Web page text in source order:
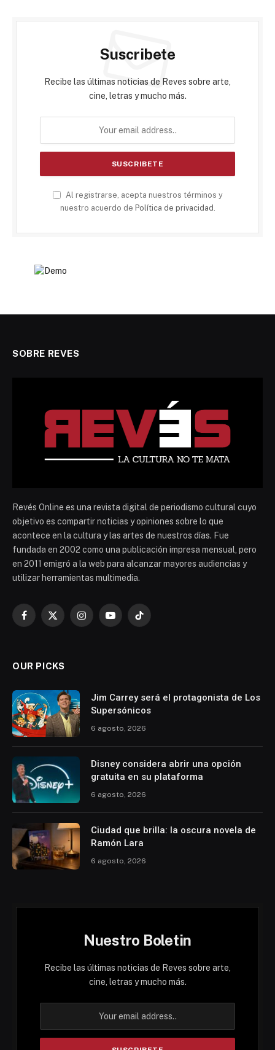
Suscribete
Recibe las últimas noticias de Reves sobre arte,
cine, letras y mucho más.
Al registrarse, acepta nuestros términos y
nuestro acuerdo de Política de privacidad
SOBRE REVES
Revés Online es una revista digital de periodismo cultural cuyo
objetivo es compartir noticias y opiniones sobre lo que
acontece en la cultura y las artes de nuestros días. Fue
fundada en 2002 como una publicación impresa mensual, pero
en 2011 emigró a la web para alcanzar mayores audiencias y
utilizar herramientas multimedia.
Facebook
X
InstagramYouTubeTikTok
OUR PICKS
Jim Carrey será el protagonista de Los
Supersónicos
6 agosto, 2026
Disney considera abrir una opción
gratuita en su plataforma
6 agosto, 2026
Ciudad que brilla: la oscura novela de
Ramón Lara
6 agosto, 2026
Nuestro Boletin
Recibe las últimas noticias de Reves sobre arte,
cine, letras y mucho más.